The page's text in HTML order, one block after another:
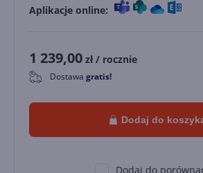
Aplikacje online:
1 239,00 zł / rocznie
0 Dostawa gratis!
Dodaj do
Dodaj do